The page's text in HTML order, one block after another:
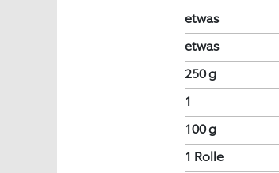
etwas
etwas
250 g
1
100 g
1 Rolle